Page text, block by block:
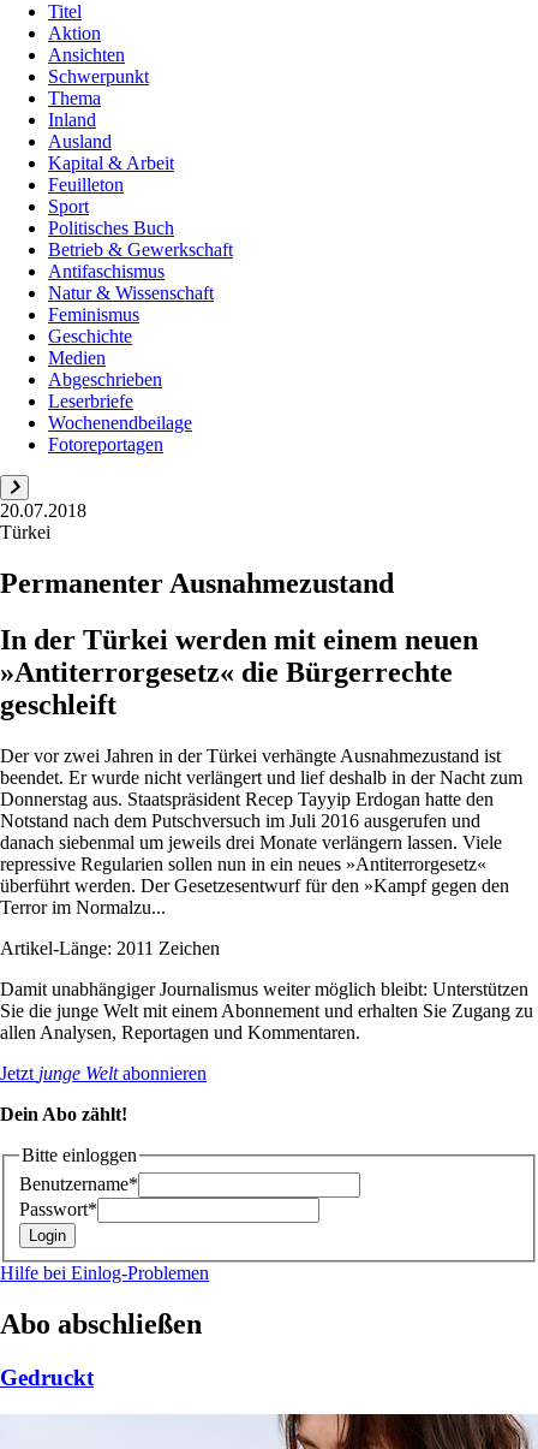
Titel
Aktion
Ansichten
Schwerpunkt
Thema
Inland
Ausland
Kapital & Arbeit
Feuilleton
Sport
Politisches Buch
Betrieb & Gewerkschaft
Antifaschismus
Natur & Wissenschaft
Feminismus
Geschichte
Medien
Abgeschrieben
Leserbriefe
Wochenendbeilage
Fotoreportagen
20.07.2018
Türkei
Permanenter Ausnahmezustand
In der Türkei werden mit einem neuen
»Antiterrorgesetz« die Bürgerrechte
geschleift
Der vor zwei Jahren in der Türkei verhängte Ausnahmezustand ist
beendet. Er wurde nicht verlängert und lief deshalb in der Nacht zum
Donnerstag aus. Staatspräsident Recep Tayyip Erdogan hatte den
Notstand nach dem Putschversuch im Juli 2016 ausgerufen und
danach siebenmal um jeweils drei Monate verlängern lassen. Viele
repressive Regularien sollen nun in ein neues »Antiterrorgesetz«
überführt werden. Der Gesetzesentwurf für den »Kampf gegen den
Terror im Normalzu...
Artikel-Länge: 2011 Zeichen
Damit unabhängiger Journalismus weiter möglich bleibt: Unterstützen
Sie die junge Welt mit einem Abonnement und erhalten Sie Zugang zu
allen Analysen, Reportagen und Kommentaren.
Jetzt junge Weltabonnieren
Dein Abo zählt!
Bitte einloggen
Benutzername*
Passwort*
Hilfe bei Einlog-Problemen
Abo abschließen
Gedruckt